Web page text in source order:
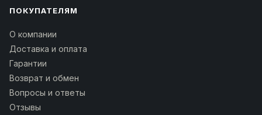
ПОКУПАТЕЛЯМ
О компании
Доставка и оплата
Гарантии
Возврат и обмен
Вопросы и ответы
Отзывы